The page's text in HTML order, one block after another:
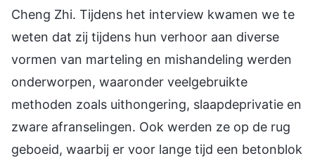
Cheng Zhi. Tijdens het interview kwamen we te
weten dat zij tijdens hun verhoor aan diverse
vormen van marteling en mishandeling werden
onderworpen, waaronder veelgebruikte
methoden zoals uithongering, slaapdeprivatie en
zware afranselingen. Ook werden ze op de rug
geboeid, waarbij er voor lange tijd een betonblok